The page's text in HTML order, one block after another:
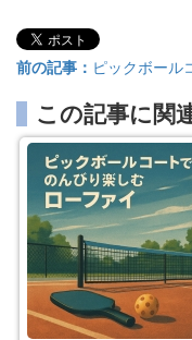
前の記事： ピックボール
この記事に関